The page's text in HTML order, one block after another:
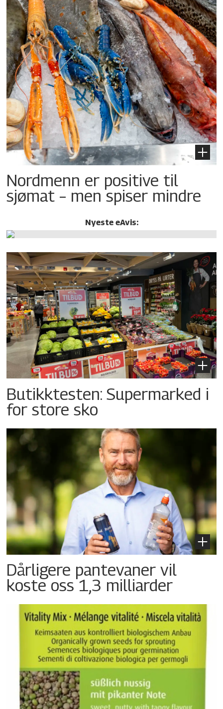
Nordmenn er positive til
sjømat – men spiser mindre
Nyeste eAvis:
Butikktesten: Supermarked i
for store sko
Dårligere pantevaner vil
koste oss 1,3 milliarder